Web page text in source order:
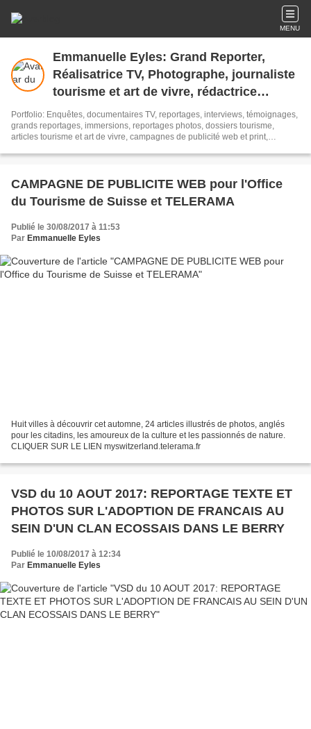
MENU
Emmanuelle Eyles: Grand Reporter,
Réalisatrice TV, Photographe, journaliste
tourisme et art de vivre, rédactrice
publicité tourisme et art de vivre
Portfolio: Enquêtes, documentaires TV, reportages, interviews, témoignages,
grands reportages, immersions, reportages photos, dossiers tourisme,
articles tourisme et art de vivre, campagnes de publicité web et print,
anglais et français.
CAMPAGNE DE PUBLICITE WEB pour l'Office
du Tourisme de Suisse et TELERAMA
Publié le 30/08/2017 à 11:53
Par Emmanuelle Eyles
Huit villes à découvrir cet automne, 24 articles illustrés de photos, anglés
pour les citadins, les amoureux de la culture et les passionnés de nature.
CLIQUER SUR LE LIEN myswitzerland.telerama.fr
VSD du 10 AOUT 2017: REPORTAGE TEXTE ET
PHOTOS SUR L'ADOPTION DE FRANCAIS AU
SEIN D'UN CLAN ECOSSAIS DANS LE BERRY
Publié le 10/08/2017 à 12:34
Par Emmanuelle Eyles